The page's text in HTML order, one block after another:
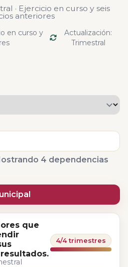
· Ejercicio en curso y seis
anteriores
en curso y
Actualización:
Trimestral
4 dependencias
que
4/4 trimestres